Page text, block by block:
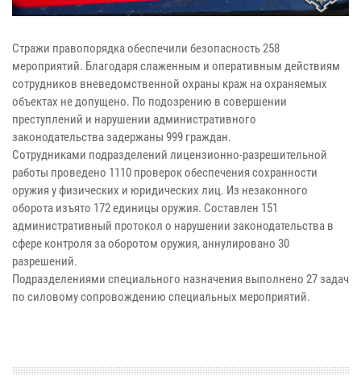
Стражи правопорядка обеспечили безопасность 258
мероприятий. Благодаря слаженным и оперативным действиям
сотрудников вневедомственной охраны краж на охраняемых
объектах не допущено. По подозрению в совершении
преступлений и нарушении административного
законодательства задержаны 999 граждан.
Сотрудниками подразделений лицензионно-разрешительной
работы проведено 1110 проверок обеспечения сохранности
оружия у физических и юридических лиц. Из незаконного
оборота изъято 172 единицы оружия. Составлен 151
административный протокол о нарушении законодательства в
сфере контроля за оборотом оружия, аннулировано 30
разрешений.
Подразделениями специального назначения выполнено 27 задач
по силовому сопровождению специальных мероприятий.